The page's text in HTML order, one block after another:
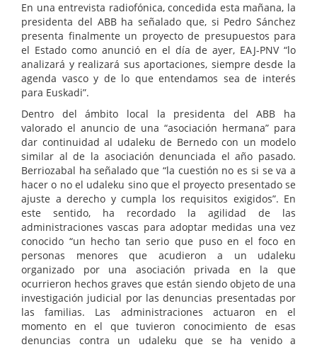
En una entrevista radiofónica, concedida esta mañana, la
presidenta del ABB ha señalado que, si Pedro Sánchez
presenta finalmente un proyecto de presupuestos para
el Estado como anunció en el día de ayer, EAJ-PNV “lo
analizará y realizará sus aportaciones, siempre desde la
agenda vasco y de lo que entendamos sea de interés
para Euskadi”.
Dentro del ámbito local la presidenta del ABB ha
valorado el anuncio de una “asociación hermana” para
dar continuidad al udaleku de Bernedo con un modelo
similar al de la asociación denunciada el año pasado.
Berriozabal ha señalado que “la cuestión no es si se va a
hacer o no el udaleku sino que el proyecto presentado se
ajuste a derecho y cumpla los requisitos exigidos”. En
este sentido, ha recordado la agilidad de las
administraciones vascas para adoptar medidas una vez
conocido “un hecho tan serio que puso en el foco en
personas menores que acudieron a un udaleku
organizado por una asociación privada en la que
ocurrieron hechos graves que están siendo objeto de una
investigación judicial por las denuncias presentadas por
las familias. Las administraciones actuaron en el
momento en el que tuvieron conocimiento de esas
denuncias contra un udaleku que se ha venido a